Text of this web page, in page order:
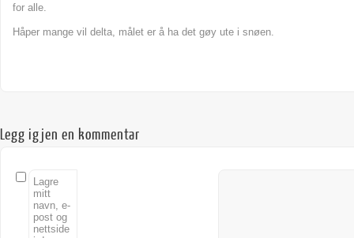
for alle.
Håper mange vil delta, målet er å ha det gøy ute i snøen.
Legg igjen en kommentar
Lagre
mitt
navn, e-
post og
nettside